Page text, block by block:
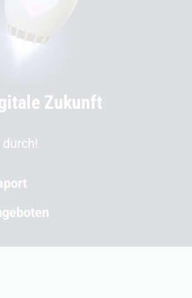
Zukunft